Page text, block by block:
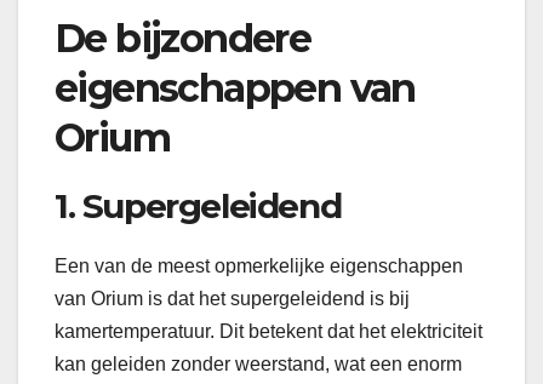
De bijzondere
eigenschappen van
Orium
1. Supergeleidend
Een van de meest opmerkelijke eigenschappen
van Orium is dat het supergeleidend is bij
kamertemperatuur. Dit betekent dat het elektriciteit
kan geleiden zonder weerstand, wat een enorm